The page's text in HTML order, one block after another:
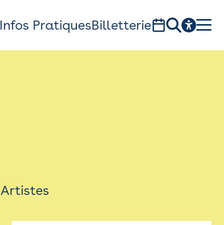
Infos PratiquesBilletterie
1, av. du Chateau d'eau - 31300 Toulouse
Artistes